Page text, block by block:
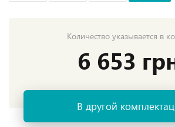
Количество указывается в
6 653
В другой